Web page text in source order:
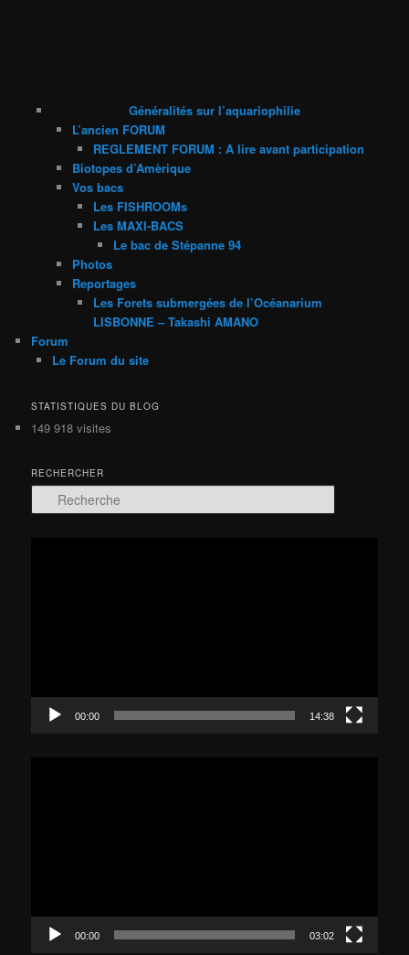
Généralités sur l’aquariophilie
L’ancien FORUM
REGLEMENT FORUM : A lire avant participation
Biotopes d’Amèrique
Vos bacs
Les FISHROOMs
Les MAXI-BACS
Le bac de Stépanne 94
Photos
Reportages
Les Forets submergées de l’Océanarium
LISBONNE – Takashi AMANO
Forum
Le Forum du site
STATISTIQUES DU BLOG
149 918 visites
RECHERCHER
e
00:00 14:38
00:00 03:02